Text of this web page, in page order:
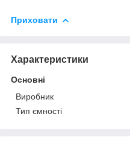
Приховати
Характеристики
Основні
Виробник
Тип ємності